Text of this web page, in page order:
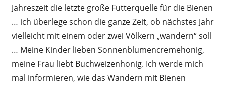
Jahreszeit die letzte große Futterquelle für die Bienen
… ich überlege schon die ganze Zeit, ob nächstes Jahr
vielleicht mit einem oder zwei Völkern „wandern“ soll
… Meine Kinder lieben Sonnenblumencremehonig,
meine Frau liebt Buchweizenhonig. Ich werde mich
mal informieren, wie das Wandern mit Bienen